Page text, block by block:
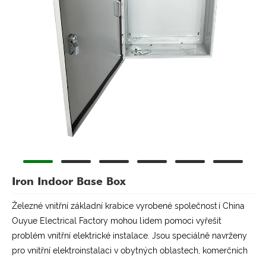
Iron Indoor Base Box
Železné vnitřní základní krabice vyrobené společností China
Ouyue Electrical Factory mohou lidem pomoci vyřešit
problém vnitřní elektrické instalace. Jsou speciálně navrženy
pro vnitřní elektroinstalaci v obytných oblastech, komerčních